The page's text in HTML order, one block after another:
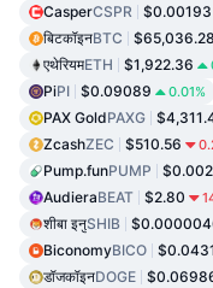
CasperCSPR $0.00193
बिटकॉइनBTC $65,036.28
एथेरियमETH $1,922.36
PiPI $0.09089 0.01%
PAX GoldPAXG
ZcashZEC $510.56
Pump.funPUMP
AudieraBEAT $2.80
शीबा इनुSHIB
BiconomyBICO
डॉजकॉइनDOGE